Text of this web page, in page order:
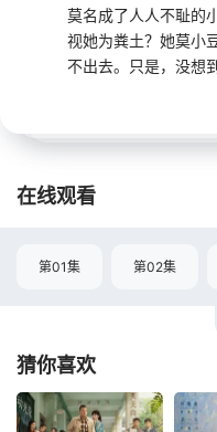
莫名成了人人不耻的
视她为粪土？她莫小
不出去。只是，没想
在线观看
第01集 第02集
猜你喜欢